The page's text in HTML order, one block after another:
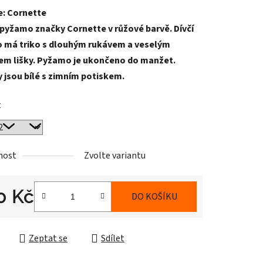
Cornette
značky Cornette v růžové barvě. Dívčí
má triko s dlouhým rukávem a veselým
lišky. Pyžamo je ukončeno do manžet.
jsou bílé s zimním potiskem.
Zvolte variantu
Kč DO KOŠÍKU
Zeptat se Sdílet